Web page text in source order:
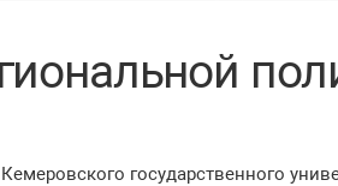
государственного